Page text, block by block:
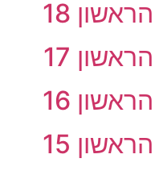
18
17
16
15